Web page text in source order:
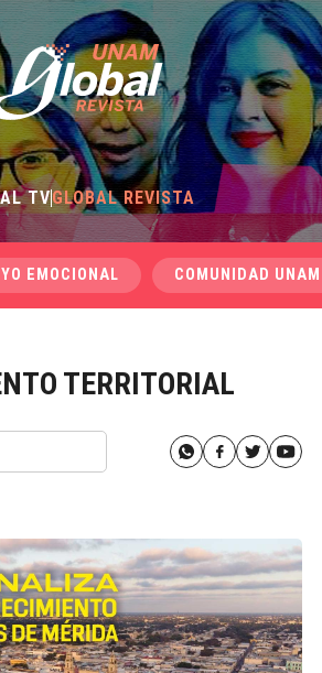
TVGLOBAL REVISTA
EMOCIONAL COMUNIDAD UNAM
TERRITORIAL